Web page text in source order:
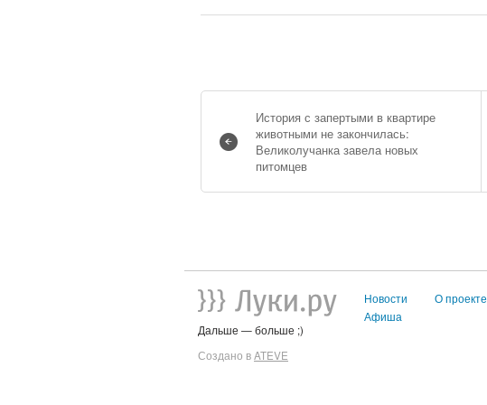
История с запертыми в квартире
животными не закончилась:
Великолучанка завела новых
питомцев
Дальше — больше ;)
Создано вATEVE
Новости
Афиша
О проекте